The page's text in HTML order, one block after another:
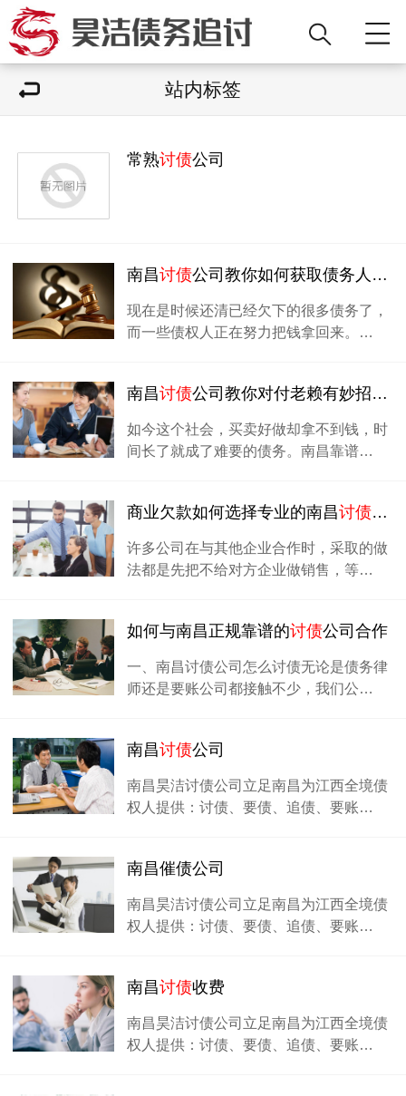
站内标签
常熟讨债公司
南昌讨债公司教你如何获取债务人电话信息
现在是时候还清已经欠下的很多债务了，
而一些债权人正在努力把钱拿回来。…
南昌讨债公司教你对付老赖有妙招！还有
如今这个社会，买卖好做却拿不到钱，时
间长了就成了难要的债务。南昌靠谱…
商业欠款如何选择专业的南昌讨债公司
许多公司在与其他企业合作时，采取的做
法都是先把不给对方企业做销售，等…
如何与南昌正规靠谱的讨债公司合作
一、南昌讨债公司怎么讨债无论是债务律
师还是要账公司都接触不少，我们公…
南昌讨债公司
南昌昊洁讨债公司立足南昌为江西全境债
权人提供：讨债、要债、追债、要账…
南昌催债公司
南昌昊洁讨债公司立足南昌为江西全境债
权人提供：讨债、要债、追债、要账…
南昌讨债收费
南昌昊洁讨债公司立足南昌为江西全境债
权人提供：讨债、要债、追债、要账…